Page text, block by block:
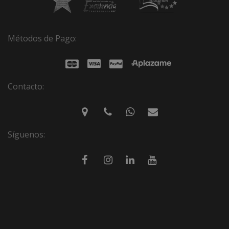
Métodos de Pago:
Contacto:
Síguenos: